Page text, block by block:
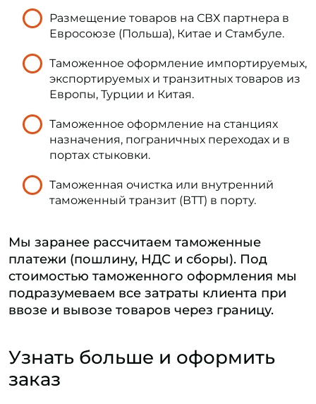
Размещение товаров на СВХ партнера в
Евросоюзе (Польша), Китае и Стамбуле.
Таможенное оформление импортируемых,
экспортируемых и транзитных товаров из
Европы, Турции и Китая.
Таможенное оформление на станциях
назначения, пограничных переходах и в
портах стыковки.
Таможенная очистка или внутренний
таможенный транзит (ВТТ) в порту.
Мы заранее рассчитаем таможенные
платежи (пошлину, НДС и сборы). Под
стоимостью таможенного оформления мы
подразумеваем все затраты клиента при
ввозе и вывозе товаров через границу.
Узнать больше и оформить
заказ